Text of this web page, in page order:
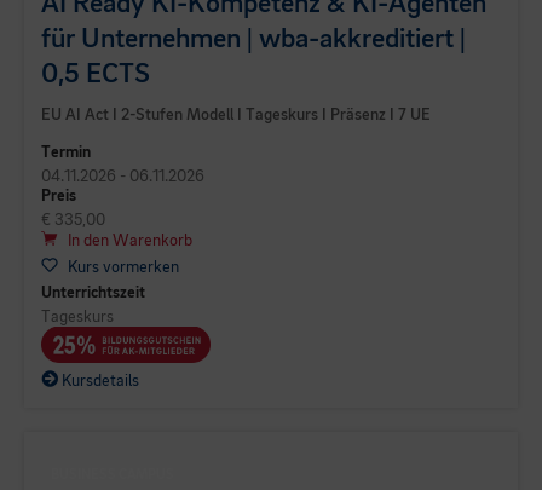
für Unternehmen | wba-akkreditiert |
0,5 ECTS
EU AI Act I 2-Stufen Modell I Tageskurs I Präsenz I 7 UE
Termin
04.11.2026 - 06.11.2026
Preis
€ 335,00
In den Warenkorb
Kurs vormerken
Unterrichtszeit
Tageskurs
Kursdetails